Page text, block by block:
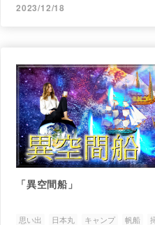
2023/12/18
「異空間船」
思い出 日本丸 キャンプ 帆船